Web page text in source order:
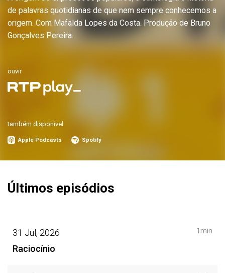
de palavras quotidianas de que nem sempre conhecemos a
origem. Com Mafalda Lopes da Costa. Produção de Bruno
Gonçalves Pereira.
ouvir
também disponível
Apple Podcasts Spotify
Últimos episódios
31 Jul, 2026
Raciocínio
1min